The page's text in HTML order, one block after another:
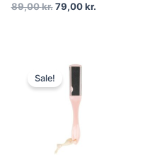
89,00kr. 79,00kr.
Sale!price
was:
45,00 kr..